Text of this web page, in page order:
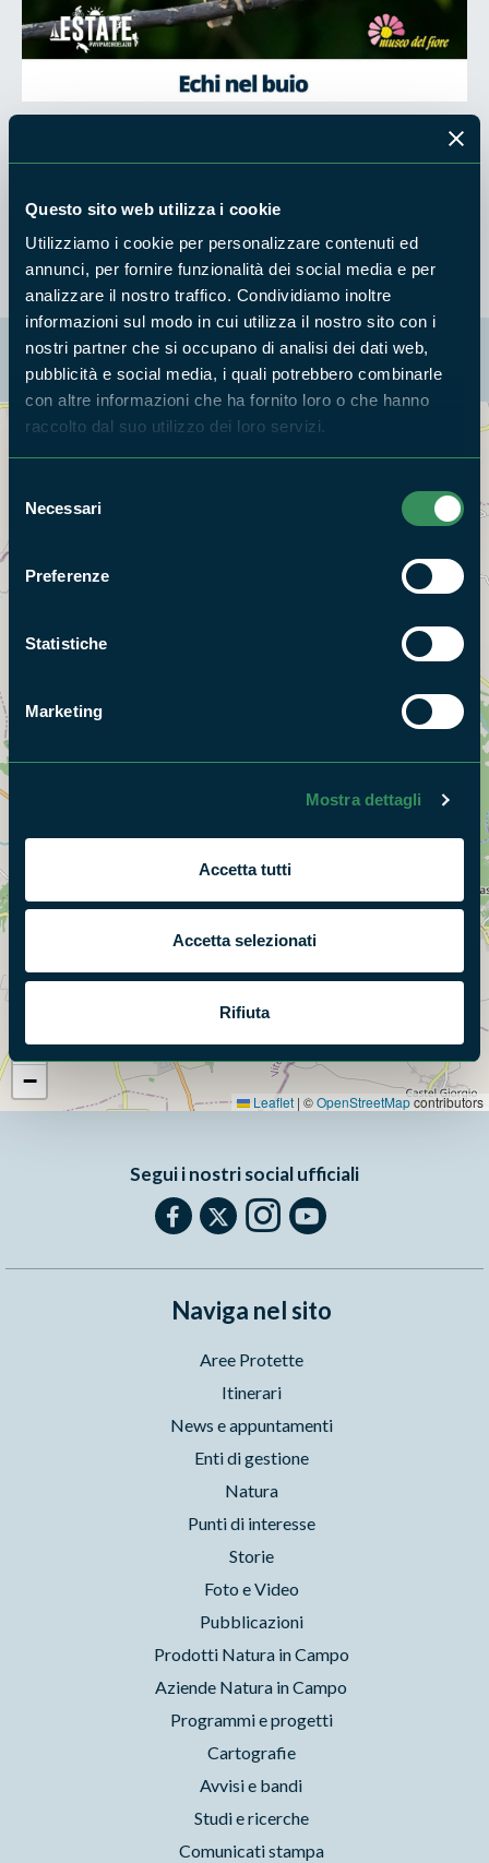
Questo sito web utilizza i cookie
Utilizziamo i cookie per personalizzare contenuti ed
annunci, per fornire funzionalità dei social media e per
analizzare il nostro traffico. Condividiamo inoltre
informazioni sul modo in cui utilizza il nostro sito con i
nostri partner che si occupano di analisi dei dati web,
pubblicità e social media, i quali potrebbero combinarle
con altre informazioni che ha fornito loro o che hanno
raccolto dal suo utilizzo dei loro servizi.
del
consenso
Necessari
Preferenze
Statistiche
Marketing
Mostra dettagli
Accetta tutti
Accetta selezionati
Rifiuta
Una serata speciale nella notte estiva, alla scoperta dei
naturalista della Riserva Moica Piazzai
La mappa di Parchilazio.it
+
−
Leaflet | ©OpenStreetMapcontributors
Segui i nostri social ufficiali
Naviga nel sito
Aree Protette
Itinerari
News e appuntamenti
Enti di gestione
Natura
Punti di interesse
Storie
Foto e Video
Pubblicazioni
Prodotti Natura in Campo
Aziende Natura in Campo
Programmi e progetti
Cartografie
Avvisi e bandi
Studi e ricerche
Comunicati stampa